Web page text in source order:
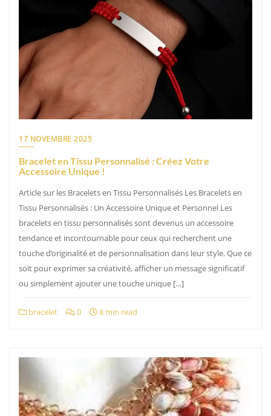
17 NOVEMBRE 2025
Bracelet en Tissu Personnalisé : Créez Votre
Accessoire Unique !
Article sur les Bracelets en Tissu Personnalisés Les Bracelets en
Tissu Personnalisés : Un Accessoire Unique et Personnel Les
bracelets en tissu personnalisés sont devenus un accessoire
tendance et incontournable pour ceux qui recherchent une
touche d’originalité et de personnalisation dans leur style. Que ce
soit pour exprimer sa créativité, afficher un message significatif
ou simplement ajouter une touche unique […]
bracelet 0 8 min read